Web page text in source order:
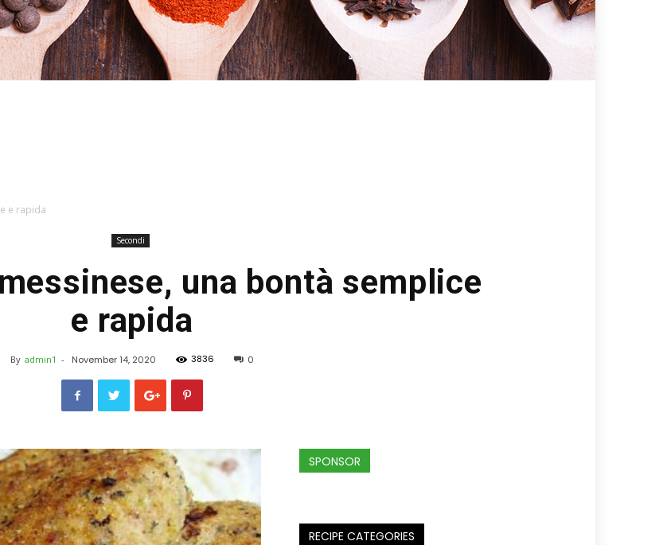
Zero
X
e rapida
Secondi
una bontà semplice
e rapida
By admin1 - November 14, 2020 3836 0
SPONSOR
RECIPE CATEGORIES